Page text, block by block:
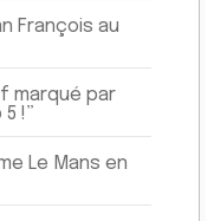
François au
marqué par
!”
Le Mans en